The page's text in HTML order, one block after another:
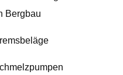
Bergbau